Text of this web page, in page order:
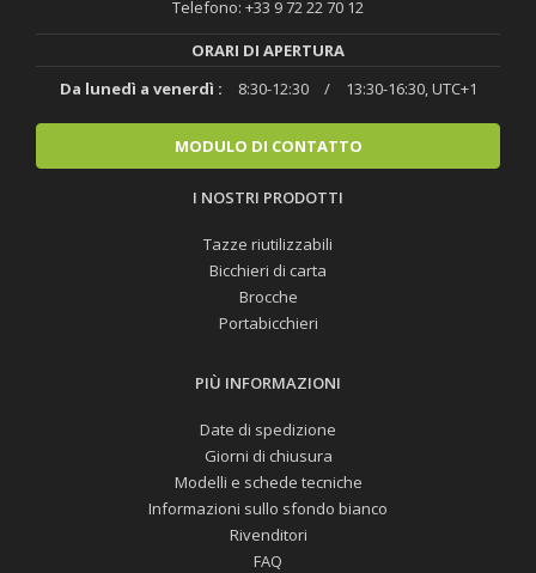
Telefono: +33 9 72 22 70 12
ORARI DI APERTURA
Da lunedì a venerdì :
8:30-12:30 / 13:30-16:30, UTC+1
MODULO DI CONTATTO
I NOSTRI PRODOTTI
Tazze riutilizzabili
Bicchieri di carta
Brocche
Portabicchieri
PIÙ INFORMAZIONI
Date di spedizione
Giorni di chiusura
Modelli e schede tecniche
Informazioni sullo sfondo bianco
Rivenditori
FAQ